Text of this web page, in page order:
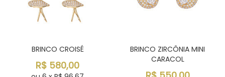
BRINCO CROISÉ
R$ 580,00
BRINCO ZIRCÔNIA MINI
CARACOL